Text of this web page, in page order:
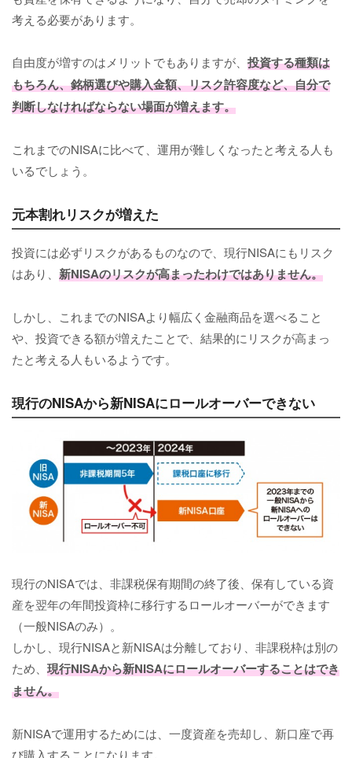
考える必要があります。
自由度が増すのはメリットでもありますが、 投資する種類は
もちろん、銘柄選びや購入金額、リスク許容度など、自分で
判断しなければならない場面が増えます。
これまでのNISAに比べて、運用が難しくなったと考える人も
いるでしょう。
元本割れリスクが増えた
投資には必ずリスクがあるものなので、現行NISAにもリスク
はあり、 新NISAのリスクが高まったわけではありません。
しかし、これまでのNISAより幅広く金融商品を選べること
や、投資できる額が増えたことで、結果的にリスクが高まっ
たと考える人もいるようです。
現行のNISAから新NISAにロールオーバーできない
現行のNISAでは、非課税保有期間の終了後、保有している資
産を翌年の年間投資枠に移行するロールオーバーができます
（一般NISAのみ）。
しかし、現行NISAと新NISAは分離しており、非課税枠は別の
ため、 現行NISAから新NISAにロールオーバーすることはでき
ません。
新NISAで運用するためには、一度資産を売却し、新口座で再
び購入することになります。